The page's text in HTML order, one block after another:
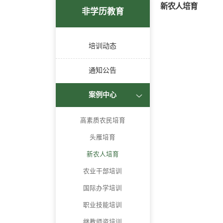
非学历教育
培训动态
通知公告
案例中心
高素质农民培育
头雁培育
新农人培育
农业干部培训
国际办学培训
职业技能培训
新农人培育